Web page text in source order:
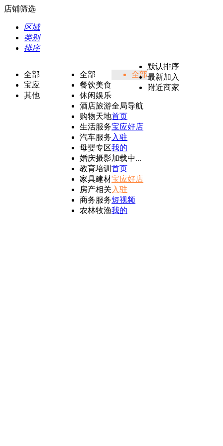
店铺筛选
区域
类别
排序
全部
宝应
其他
全部
餐饮美食
休闲娱乐
酒店旅游
购物天地
生活服务
汽车服务
母婴专区
婚庆摄影
教育培训
家具建材
房产相关
商务服务
农林牧渔
全部
默认排序
最新加入
附近商家
全局导航
首页
宝应好店
入驻
我的
加载中...
首页
宝应好店
入驻
短视频
我的